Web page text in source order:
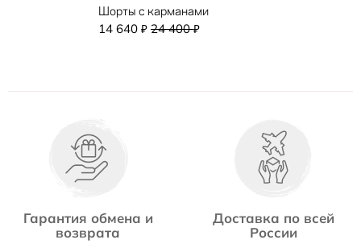
Шорты с карманами
14 640 ₽ 24 400₽
Гарантия обмена и
возврата
Доставка по всей
России